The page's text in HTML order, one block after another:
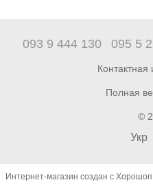
093 9 444 130 095 5
Полная
©
Укр
Интернет-магазин создан с Хорошоп